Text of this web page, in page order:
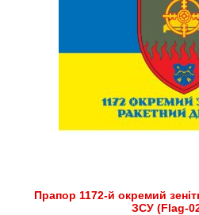
Прапор 1172-й окремий
ЗСУ (Flag-